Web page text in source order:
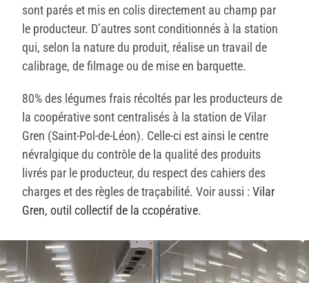
sont parés et mis en colis directement au champ par
le producteur. D’autres sont conditionnés à la station
qui, selon la nature du produit, réalise un travail de
calibrage, de filmage ou de mise en barquette.
80% des légumes frais récoltés par les producteurs de
la coopérative sont centralisés à la station de Vilar
Gren (Saint-Pol-de-Léon). Celle-ci est ainsi le centre
névralgique du contrôle de la qualité des produits
livrés par le producteur, du respect des cahiers des
charges et des règles de traçabilité. Voir aussi :Vilar
Gren, outil collectif de la ccopérative.